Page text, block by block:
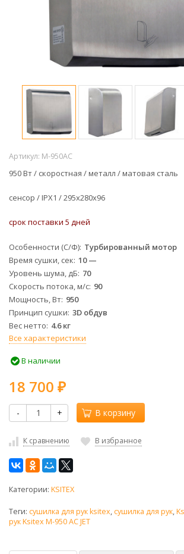
Артикул: M-950AC
950 Вт / скоростная / металл / матовая сталь
сенсор /IPX1 /295х280х96
срок поставки 5 дней
Особенности (С/Ф) Турбированный мотор
Время сушки, сек 10 —
Уровень шума, дБ 70
Скорость потока, м/с 90
Мощность, Вт 950
Принцип сушки 3D обдув
Вес нетто 4.6 кг
Все характеристики
В наличии
18 700 ₽
- + В корзину
К сравнению В избранное
Категории: KSITEX
Теги: сушилка для рук ksitex,сушилка для рук,
рук Ksitex M-950 AC JET